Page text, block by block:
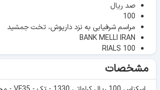
صد ریال
100
مراسم شرفیابی به نزد داریوش، تخت جمشید
BANK MELLI IRAN
RIALS 100
مشخصات